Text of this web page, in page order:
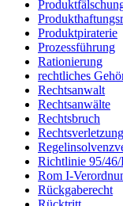
Produktpiraterie
Prozessführung
Rationierung
rechtliches
Rechtsanwalt
Rechtsanwälte
Rechtsbruch
Rechtsverletzung
Richtlinie 95/46/
Rom I-
Rückgaberecht